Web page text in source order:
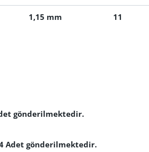
1,15 mm 11
gönderilmektedir.
Adet gönderilmektedir.